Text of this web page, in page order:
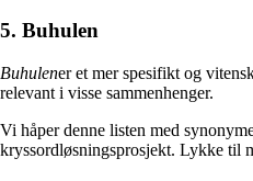
5. Buhulen
Buhulener et mer spesifikt og
relevant i visse sammenhenger.
Vi håper denne listen med
kryssordløsningsprosjekt. Lykke til